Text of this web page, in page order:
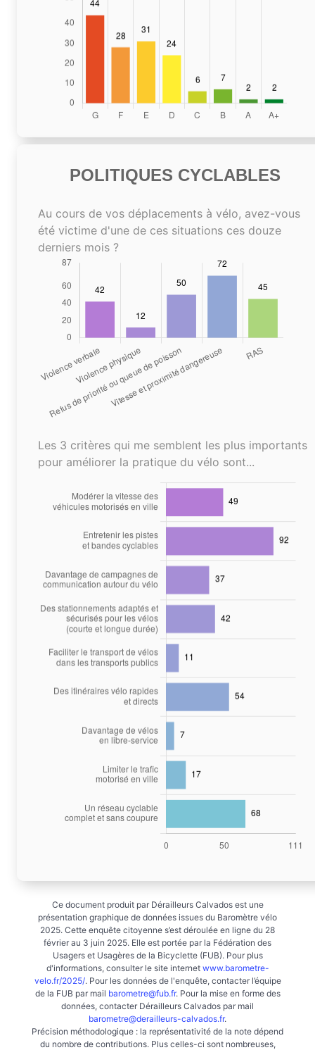
POLITIQUES CYCLABLES
Au cours de vos déplacements à vélo, avez-vous
été victime d'une de ces situations ces douze
derniers mois ?
Les 3 critères qui me semblent les plus importants
pour améliorer la pratique du vélo sont...
Ce document produit par Dérailleurs Calvados est une
présentation graphique de données issues du Baromètre vélo
2025. Cette enquête citoyenne s’est déroulée en ligne du 28
février au 3 juin 2025. Elle est portée par la Fédération des
Usagers et Usagères de la Bicyclette (FUB). Pour plus
d'informations, consulter le site internet www.barometre-
velo.fr/2025/. Pour les données de l'enquête, contacter l’équipe
de la FUB par mail barometre@fub.fr. Pour la mise en forme des
données, contacter Dérailleurs Calvados par mail
barometre@derailleurs-calvados.fr.
Précision méthodologique : la représentativité de la note dépend
du nombre de contributions. Plus celles-ci sont nombreuses,